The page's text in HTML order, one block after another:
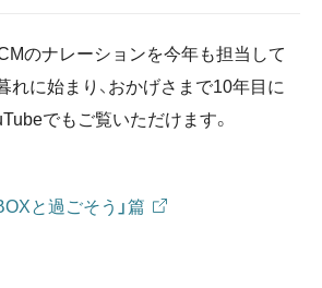
のナレーションを今年も担当して
れに始まり、おかげさまで10年目に
でもご覧いただけます。
と過ごそう」篇